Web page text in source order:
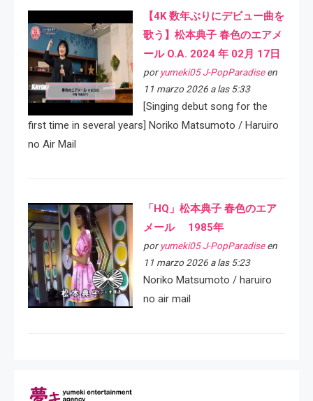
【4K 数年ぶりにデビュー曲を
歌う】松本典子 春色のエアメ
ール O.A. 2024 年 02月 17日
por yumeki05 J-PopParadiseen
11 marzo 2026 a las 5:33
[Singing debut song for the
first time in several years] Noriko Matsumoto / Haruiro
no Air Mail
「HQ」松本典子 春色のエア
メール 1985年
por yumeki05 J-PopParadiseen
11 marzo 2026 a las 5:23
Noriko Matsumoto / haruiro
no air mail